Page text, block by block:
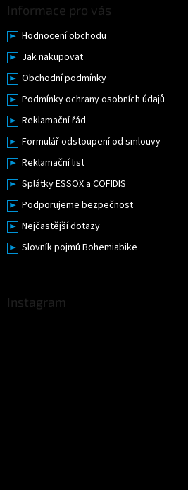
Informace pro vás
Hodnocení obchodu
Jak nakupovat
Obchodní podmínky
Podmínky ochrany osobních údajů
Reklamační řád
Formulář odstoupení od smlouvy
Reklamační list
Splátky ESSOX a COFIDIS
Podporujeme bezpečnost
Nejčastější dotazy
Slovník pojmů Bohemiabike
Instagram